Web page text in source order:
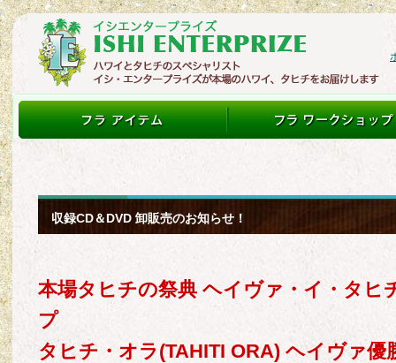
収録CD＆DVD 卸販売のお知らせ！
本場タヒチの祭典 ヘイヴァ・イ・タヒ
プ
タヒチ・オラ(TAHITI ORA) ヘイヴァ優